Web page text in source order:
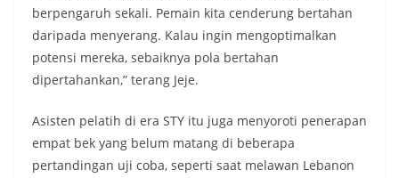
berpengaruh sekali. Pemain kita cenderung bertahan
daripada menyerang. Kalau ingin mengoptimalkan
potensi mereka, sebaiknya pola bertahan
dipertahankan,” terang Jeje.
Asisten pelatih di era STY itu juga menyoroti penerapan
empat bek yang belum matang di beberapa
pertandingan uji coba, seperti saat melawan Lebanon